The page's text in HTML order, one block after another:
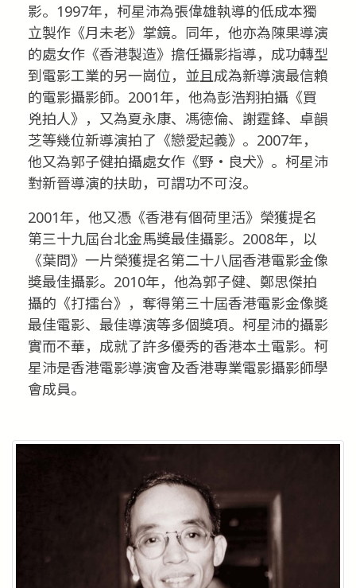
影。1997年，柯星沛為張偉雄執導的低成本獨
立製作《月未老》掌鏡。同年，他亦為陳果導演
的處女作《香港製造》擔任攝影指導，成功轉型
到電影工業的另一崗位，並且成為新導演最信賴
的電影攝影師。2001年，他為彭浩翔拍攝《買
兇拍人》，又為夏永康、馮德倫、謝霆鋒、卓韻
芝等幾位新導演拍了《戀愛起義》。2007年，
他又為郭子健拍攝處女作《野‧良犬》。柯星沛
對新晉導演的扶助，可謂功不可沒。
2001年，他又憑《香港有個荷里活》榮獲提名
第三十九屆台北金馬獎最佳攝影。2008年，以
《葉問》一片榮獲提名第二十八屆香港電影金像
獎最佳攝影。2010年，他為郭子健、鄭思傑拍
攝的《打擂台》，奪得第三十屆香港電影金像獎
最佳電影、最佳導演等多個獎項。柯星沛的攝影
實而不華，成就了許多優秀的香港本土電影。柯
星沛是香港電影導演會及香港專業電影攝影師學
會成員。